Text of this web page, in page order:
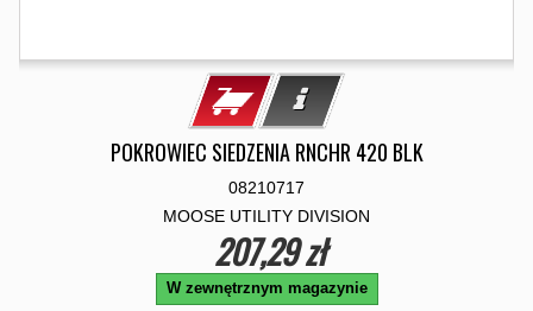
POKROWIEC SIEDZENIA RNCHR 420 BLK
08210717
MOOSE UTILITY DIVISION
207,29 zł
W zewnętrznym magazynie